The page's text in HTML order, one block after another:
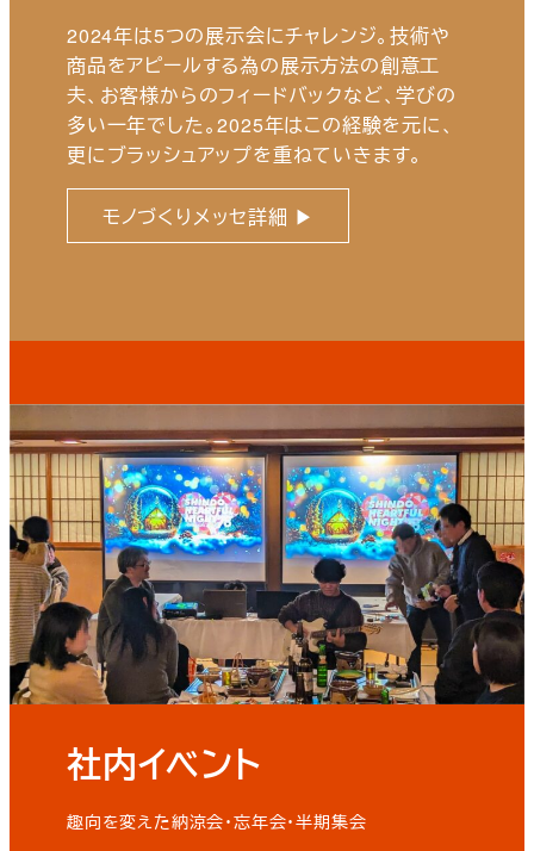
2024年は5つの展示会にチャレンジ。技術や
商品をアピールする為の展示方法の創意工
夫、お客様からのフィードバックなど、学びの
多い一年でした。2025年はこの経験を元に、
更にブラッシュアップを重ねていきます。
モノづくりメッセ詳細 ▶
社内イベント
趣向を変えた納涼会・忘年会・半期集会